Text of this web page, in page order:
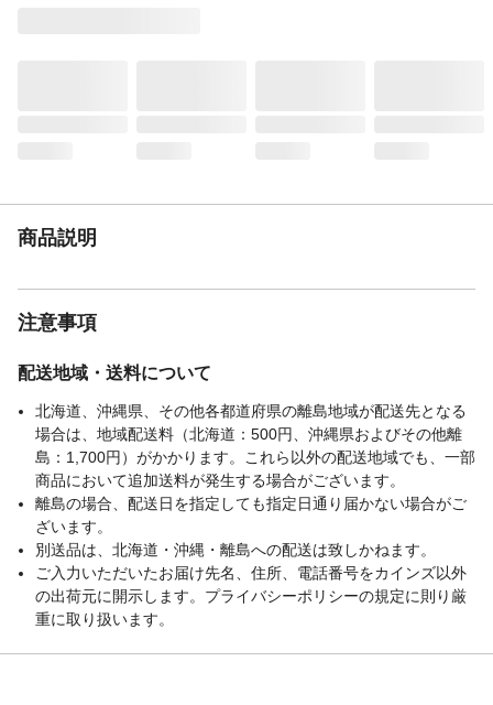
商品説明
注意事項
配送地域・送料について
北海道、沖縄県、その他各都道府県の離島地域が配送先となる
場合は、地域配送料（北海道：500円、沖縄県およびその他離
島：1,700円）がかかります。これら以外の配送地域でも、一部
商品において追加送料が発生する場合がございます。
離島の場合、配送日を指定しても指定日通り届かない場合がご
ざいます。
別送品は、北海道・沖縄・離島への配送は致しかねます。
ご入力いただいたお届け先名、住所、電話番号をカインズ以外
の出荷元に開示します。プライバシーポリシーの規定に則り厳
重に取り扱います。